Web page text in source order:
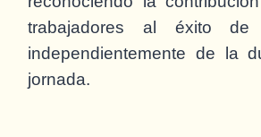
trabajadores al éxito de
independientemente de la
jornada.